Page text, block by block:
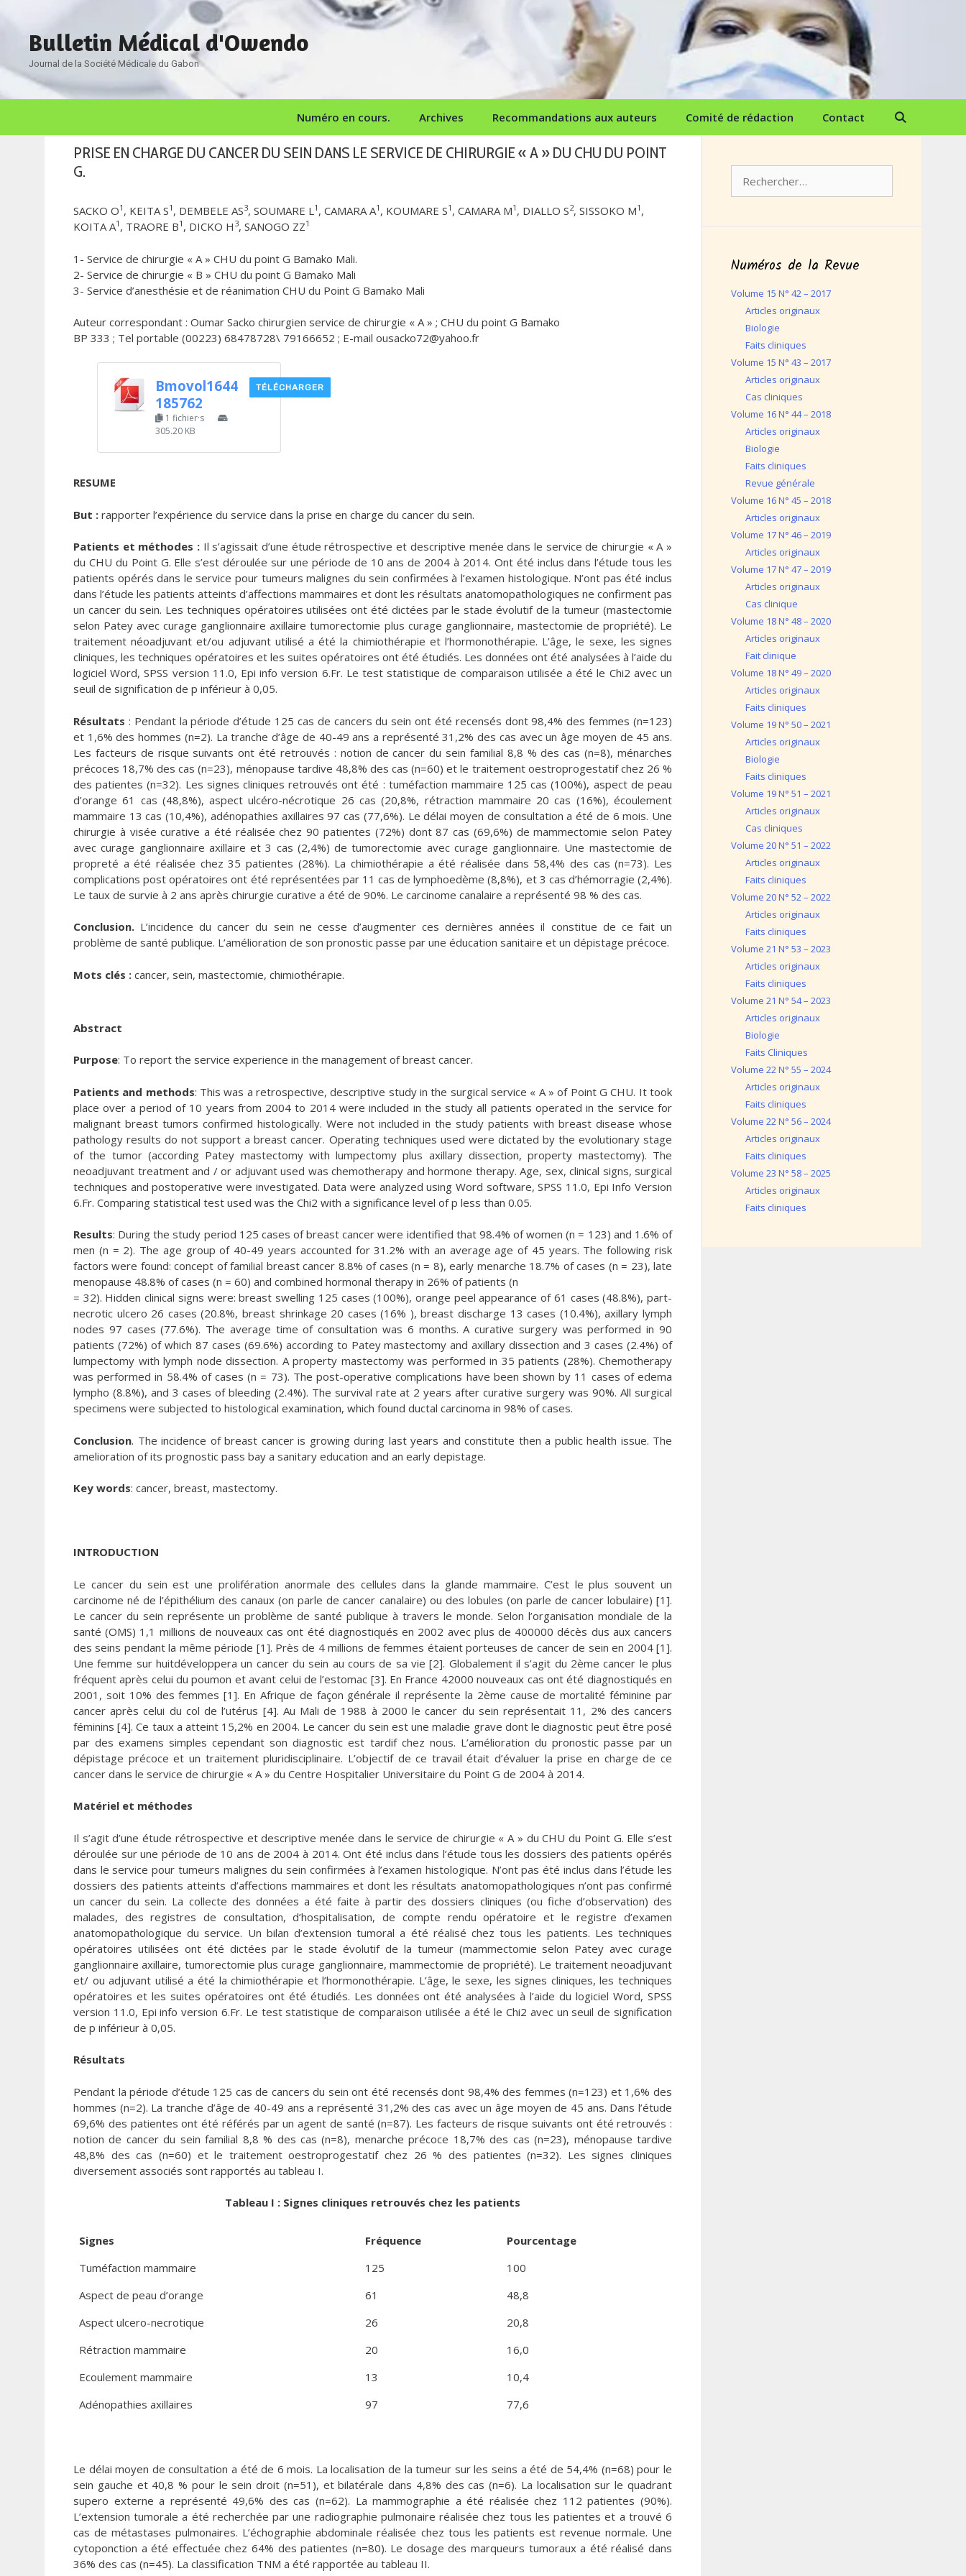
contenuBulletin Médical d'Owendo
Journal de la Société Médicale du Gabon
Numéro en cours. Archives Recommandations aux auteurs Comité de rédaction Contact
PRISE EN CHARGE DU CANCER DU SEIN DANS LE SERVICE DE CHIRURGIE « A » DU CHU DU POINT
G.
SACKO O1 , KEITA S1 , DEMBELE AS3, SOUMARE L1 , CAMARA A1 , KOUMARE S1 , CAMARA M1 , DIALLO S2, SISSOKO M1 ,
KOITA A1 , TRAORE B1 , DICKO H 3, SANOGO ZZ1
1- Service de chirurgie « A » CHU du point G Bamako Mali.
2- Service de chirurgie « B » CHU du point G Bamako Mali
3- Service d’anesthésie et de réanimation CHU du Point G Bamako Mali
Auteur correspondant : Oumar Sacko chirurgien service de chirurgie « A » ; CHU du point G Bamako
BP 333 ; Tel portable (00223) 68478728\ 79166652 ; E-mail ousacko72@yahoo.fr
Bmovol1644
185762
1 fichier·s
305.20 KB
TÉLÉCHARGER
RESUME
But : rapporter l’expérience du service dans la prise en charge du cancer du sein.
Patients et méthodes : Il s’agissait d’une étude rétrospective et descriptive menée dans le service de chirurgie « A »
du CHU du Point G. Elle s’est déroulée sur une période de 10 ans de 2004 à 2014. Ont été inclus dans l’étude tous les
patients opérés dans le service pour tumeurs malignes du sein confirmées à l’examen histologique. N’ont pas été inclus
dans l’étude les patients atteints d’affections mammaires et dont les résultats anatomopathologiques ne confirment pas
un cancer du sein. Les techniques opératoires utilisées ont été dictées par le stade évolutif de la tumeur (mastectomie
selon Patey avec curage ganglionnaire axillaire tumorectomie plus curage ganglionnaire, mastectomie de propriété). Le
traitement néoadjuvant et/ou adjuvant utilisé a été la chimiothérapie et l’hormonothérapie. L’âge, le sexe, les signes
cliniques, les techniques opératoires et les suites opératoires ont été étudiés. Les données ont été analysées à l’aide du
logiciel Word, SPSS version 11.0, Epi info version 6.Fr. Le test statistique de comparaison utilisée a été le Chi2 avec un
seuil de signification de p inférieur à 0,05.
Résultats : Pendant la période d’étude 125 cas de cancers du sein ont été recensés dont 98,4% des femmes (n=123)
et 1,6% des hommes (n=2). La tranche d’âge de 40-49 ans a représenté 31,2% des cas avec un âge moyen de 45 ans.
Les facteurs de risque suivants ont été retrouvés : notion de cancer du sein familial 8,8 % des cas (n=8), ménarches
précoces 18,7% des cas (n=23), ménopause tardive 48,8% des cas (n=60) et le traitement oestroprogestatif chez 26 %
des patientes (n=32). Les signes cliniques retrouvés ont été : tuméfaction mammaire 125 cas (100%), aspect de peau
d’orange 61 cas (48,8%), aspect ulcéro-nécrotique 26 cas (20,8%, rétraction mammaire 20 cas (16%), écoulement
mammaire 13 cas (10,4%), adénopathies axillaires 97 cas (77,6%). Le délai moyen de consultation a été de 6 mois. Une
chirurgie à visée curative a été réalisée chez 90 patientes (72%) dont 87 cas (69,6%) de mammectomie selon Patey
avec curage ganglionnaire axillaire et 3 cas (2,4%) de tumorectomie avec curage ganglionnaire. Une mastectomie de
propreté a été réalisée chez 35 patientes (28%). La chimiothérapie a été réalisée dans 58,4% des cas (n=73). Les
complications post opératoires ont été représentées par 11 cas de lymphoedème (8,8%), et 3 cas d’hémorragie (2,4%).
Le taux de survie à 2 ans après chirurgie curative a été de 90%. Le carcinome canalaire a représenté 98 % des cas.
Conclusion. L’incidence du cancer du sein ne cesse d’augmenter ces dernières années il constitue de ce fait un
problème de santé publique. L’amélioration de son pronostic passe par une éducation sanitaire et un dépistage précoce.
Mots clés : cancer, sein, mastectomie, chimiothérapie.
Abstract
Purpose: To report the service experience in the management of breast cancer.
Patients and methods: This was a retrospective, descriptive study in the surgical service « A » of Point G CHU. It took
place over a period of 10 years from 2004 to 2014 were included in the study all patients operated in the service for
malignant breast tumors confirmed histologically. Were not included in the study patients with breast disease whose
pathology results do not support a breast cancer. Operating techniques used were dictated by the evolutionary stage
of the tumor (according Patey mastectomy with lumpectomy plus axillary dissection, property mastectomy). The
neoadjuvant treatment and / or adjuvant used was chemotherapy and hormone therapy. Age, sex, clinical signs, surgical
techniques and postoperative were investigated. Data were analyzed using Word software, SPSS 11.0, Epi Info Version
6.Fr. Comparing statistical test used was the Chi2 with a significance level of p less than 0.05.
Results: During the study period 125 cases of breast cancer were identified that 98.4% of women (n = 123) and 1.6% of
men (n = 2). The age group of 40-49 years accounted for 31.2% with an average age of 45 years. The following risk
factors were found: concept of familial breast cancer 8.8% of cases (n = 8), early menarche 18.7% of cases (n = 23), late
menopause 48.8% of cases (n = 60) and combined hormonal therapy in 26% of patients (n
= 32). Hidden clinical signs were: breast swelling 125 cases (100%), orange peel appearance of 61 cases (48.8%), part-
necrotic ulcero 26 cases (20.8%, breast shrinkage 20 cases (16% ), breast discharge 13 cases (10.4%), axillary lymph
nodes 97 cases (77.6%). The average time of consultation was 6 months. A curative surgery was performed in 90
patients (72%) of which 87 cases (69.6%) according to Patey mastectomy and axillary dissection and 3 cases (2.4%) of
lumpectomy with lymph node dissection. A property mastectomy was performed in 35 patients (28%). Chemotherapy
was performed in 58.4% of cases (n = 73). The post-operative complications have been shown by 11 cases of edema
lympho (8.8%), and 3 cases of bleeding (2.4%). The survival rate at 2 years after curative surgery was 90%. All surgical
specimens were subjected to histological examination, which found ductal carcinoma in 98% of cases.
Conclusion. The incidence of breast cancer is growing during last years and constitute then a public health issue. The
amelioration of its prognostic pass bay a sanitary education and an early depistage.
Key words: cancer, breast, mastectomy.
INTRODUCTION
Le cancer du sein est une prolifération anormale des cellules dans la glande mammaire. C’est le plus souvent un
carcinome né de l’épithélium des canaux (on parle de cancer canalaire) ou des lobules (on parle de cancer lobulaire) [1].
Le cancer du sein représente un problème de santé publique à travers le monde. Selon l’organisation mondiale de la
santé (OMS) 1,1 millions de nouveaux cas ont été diagnostiqués en 2002 avec plus de 400000 décès dus aux cancers
des seins pendant la même période [1]. Près de 4 millions de femmes étaient porteuses de cancer de sein en 2004 [1].
Une femme sur huitdéveloppera un cancer du sein au cours de sa vie [2]. Globalement il s’agit du 2ème cancer le plus
fréquent après celui du poumon et avant celui de l’estomac [3]. En France 42000 nouveaux cas ont été diagnostiqués en
2001, soit 10% des femmes [1]. En Afrique de façon générale il représente la 2ème cause de mortalité féminine par
cancer après celui du col de l’utérus [4]. Au Mali de 1988 à 2000 le cancer du sein représentait 11, 2% des cancers
féminins [4]. Ce taux a atteint 15,2% en 2004. Le cancer du sein est une maladie grave dont le diagnostic peut être posé
par des examens simples cependant son diagnostic est tardif chez nous. L’amélioration du pronostic passe par un
dépistage précoce et un traitement pluridisciplinaire. L’objectif de ce travail était d’évaluer la prise en charge de ce
cancer dans le service de chirurgie « A » du Centre Hospitalier Universitaire du Point G de 2004 à 2014.
Matériel et méthodes
Il s’agit d’une étude rétrospective et descriptive menée dans le service de chirurgie « A » du CHU du Point G. Elle s’est
déroulée sur une période de 10 ans de 2004 à 2014. Ont été inclus dans l’étude tous les dossiers des patients opérés
dans le service pour tumeurs malignes du sein confirmées à l’examen histologique. N’ont pas été inclus dans l’étude les
dossiers des patients atteints d’affections mammaires et dont les résultats anatomopathologiques n’ont pas confirmé
un cancer du sein. La collecte des données a été faite à partir des dossiers cliniques (ou fiche d’observation) des
malades, des registres de consultation, d’hospitalisation, de compte rendu opératoire et le registre d’examen
anatomopathologique du service. Un bilan d’extension tumoral a été réalisé chez tous les patients. Les techniques
opératoires utilisées ont été dictées par le stade évolutif de la tumeur (mammectomie selon Patey avec curage
ganglionnaire axillaire, tumorectomie plus curage ganglionnaire, mammectomie de propriété). Le traitement neoadjuvant
et/ ou adjuvant utilisé a été la chimiothérapie et l’hormonothérapie. L’âge, le sexe, les signes cliniques, les techniques
opératoires et les suites opératoires ont été étudiés. Les données ont été analysées à l’aide du logiciel Word, SPSS
version 11.0, Epi info version 6.Fr. Le test statistique de comparaison utilisée a été le Chi2 avec un seuil de signification
de p inférieur à 0,05.
Résultats
Pendant la période d’étude 125 cas de cancers du sein ont été recensés dont 98,4% des femmes (n=123) et 1,6% des
hommes (n=2). La tranche d’âge de 40-49 ans a représenté 31,2% des cas avec un âge moyen de 45 ans. Dans l’étude
69,6% des patientes ont été référés par un agent de santé (n=87). Les facteurs de risque suivants ont été retrouvés :
notion de cancer du sein familial 8,8 % des cas (n=8), menarche précoce 18,7% des cas (n=23), ménopause tardive
48,8% des cas (n=60) et le traitement oestroprogestatif chez 26 % des patientes (n=32). Les signes cliniques
diversement associés sont rapportés au tableau I.
Tableau I : Signes cliniques retrouvés chez les patients
Signes Fréquence
Pourcentage
Tuméfaction mammaire
125
100
Aspect de peau d’orange
61
48,8
Aspect ulcero-necrotique
26
20,8
Rétraction mammaire
20
16,0
Ecoulement mammaire
13
10,4
Adénopathies axillaires
97 77,6
Le délai moyen de consultation a été de 6 mois. La localisation de la tumeur sur les seins a été de 54,4% (n=68) pour le
sein gauche et 40,8 % pour le sein droit (n=51), et bilatérale dans 4,8% des cas (n=6). La localisation sur le quadrant
supero externe a représenté 49,6% des cas (n=62). La mammographie a été réalisée chez 112 patientes (90%).
L’extension tumorale a été recherchée par une radiographie pulmonaire réalisée chez tous les patientes et a trouvé 6
cas de métastases pulmonaires. L’échographie abdominale réalisée chez tous les patients est revenue normale. Une
cytoponction a été effectuée chez 64% des patientes (n=80). Le dosage des marqueurs tumoraux a été réalisé dans
36% des cas (n=45). La classification TNM a été rapportée au tableau II.
Numéros de la Revue
Volume 15 N° 42 – 2017
Articles originaux
Biologie
Faits cliniques
Volume 15 N° 43 – 2017
Articles originaux
Cas cliniques
Volume 16 N° 44 – 2018
Articles originaux
Biologie
Faits cliniques
Revue générale
Volume 16 N° 45 – 2018
Articles originaux
Volume 17 N° 46 – 2019
Articles originaux
Volume 17 N° 47 – 2019
Articles originaux
Cas clinique
Volume 18 N° 48 – 2020
Articles originaux
Fait clinique
Volume 18 N° 49 – 2020
Articles originaux
Faits cliniques
Volume 19 N° 50 – 2021
Articles originaux
Biologie
Faits cliniques
Volume 19 N° 51 – 2021
Articles originaux
Cas cliniques
Volume 20 N° 51 – 2022
Articles originaux
Faits cliniques
Volume 20 N° 52 – 2022
Articles originaux
Faits cliniques
Volume 21 N° 53 – 2023
Articles originaux
Faits cliniques
Volume 21 N° 54 – 2023
Articles originaux
Biologie
Faits Cliniques
Volume 22 N° 55 – 2024
Articles originaux
Faits cliniques
Volume 22 N° 56 – 2024
Articles originaux
Faits cliniques
Volume 23 N° 58 – 2025
Articles originaux
Faits cliniques